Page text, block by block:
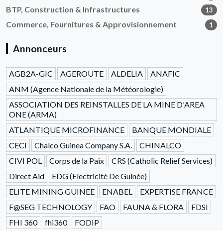
BTP, Construction & Infrastructures 13
Commerce, Fournitures & Approvisionnement 1
Annonceurs
AGB2A-GIC AGEROUTE ALDELIA
ANAFIC
ANM (Agence Nationale de la Météorologie)
ASSOCIATION DES REINSTALLES DE LA MINE D'AREA
ONE (ARMA)
ATLANTIQUE MICROFINANCE
BANQUE MONDIALE
CECI
Chalco Guinea Company S.A.
CHINALCO
CIVI POL
Corps de la Paix
CRS (Catholic Relief Services)
Direct Aid
EDG (Electricité De Guinée)
ELITE MINING GUINEE
ENABEL
EXPERTISE FRANCE
F@SEG TECHNOLOGY
FAO FAUNA & FLORA
FDSI
FHI 360
fhi360
FODIP